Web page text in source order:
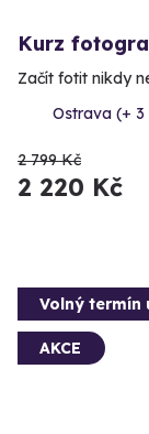
Kurz
Začít fotit nikdy
Ostrava (+
2 799 Kč
2 220 Kč
Volný termín
AKCE